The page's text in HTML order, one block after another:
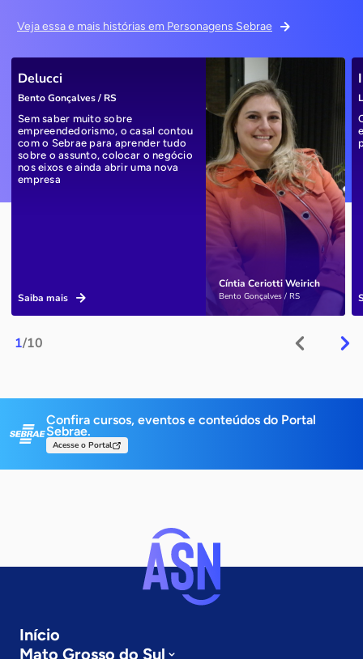
Veja essa e mais histórias em Personagens Sebrae
1/10
Cíntia Ceriotti Weirich
Bento Gonçalves / RS
Delucci
Bento Gonçalves / RS
Sem saber muito sobre
empreendedorismo, o casal contou
com o Sebrae para aprender tudo
sobre o assunto, colocar o negócio
nos eixos e ainda abrir uma nova
empresa
Saiba mais
Confira cursos, eventos e conteúdos do Portal
Sebrae.
Acesse o Portal
Início
Mato Grosso do Sul